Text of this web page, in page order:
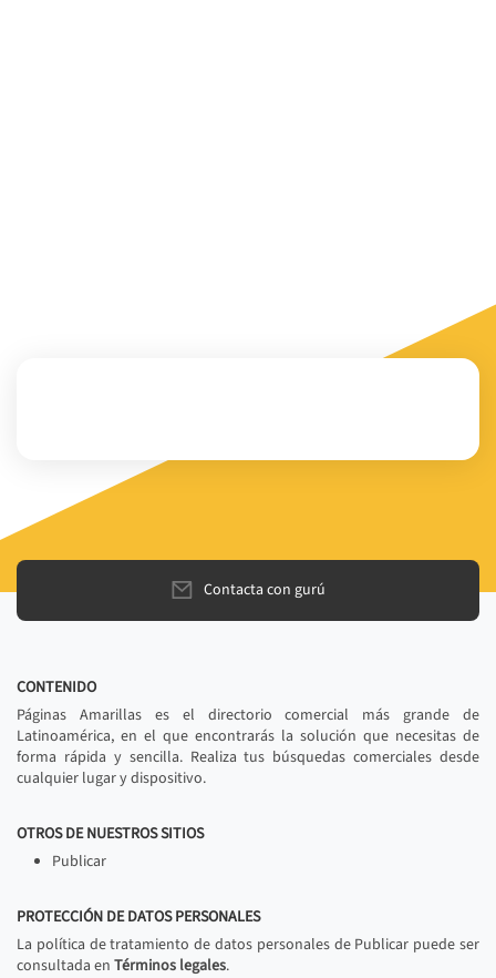
Contacta con gurú
CONTENIDO
Páginas Amarillas es el directorio comercial más grande de
Latinoamérica, en el que encontrarás la solución que necesitas de
forma rápida y sencilla. Realiza tus búsquedas comerciales desde
cualquier lugar y dispositivo.
OTROS DE NUESTROS SITIOS
Publicar
PROTECCIÓN DE DATOS PERSONALES
La política de tratamiento de datos personales de Publicar puede ser
consultada en Términos legales.